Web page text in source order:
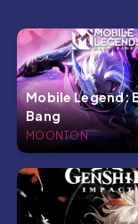
Mobile Legend:
Bang
MOONTON